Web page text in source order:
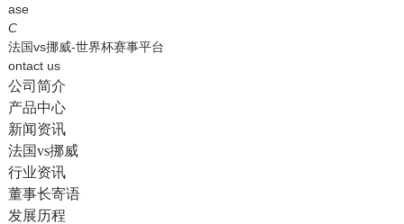
ase
C
法国vs挪威-世界杯赛事平台
ontact us
公司简介
产品中心
新闻资讯
法国vs挪威
行业资讯
董事长寄语
发展历程